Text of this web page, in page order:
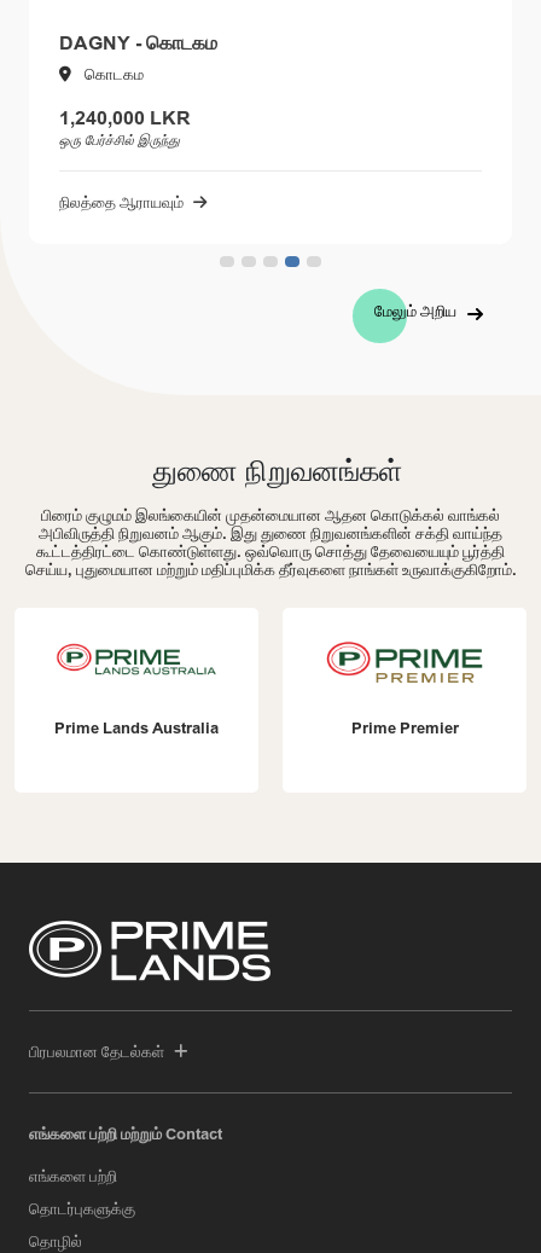
DAGNY - கொடகம
கொடகம
1,240,000 LKR
ஒரு பேர்ச்சில் இருந்து
நிலத்தை ஆராயவும்
மேலும் அறிய
துணை நிறுவனங்கள்
பிரைம் குழுமம் இலங்கையின் முதன்மையான ஆதன கொடுக்கல் வாங்கல்
அபிவிருத்தி நிறுவனம் ஆகும். இது துணை நிறுவனங்களின் சக்தி வாய்ந்த
கூட்டத்திரட்டை கொண்டுள்ளது. ஒவ்வொரு சொத்து தேவையையும் பூர்த்தி
செய்ய, புதுமையான மற்றும் மதிப்புமிக்க தீர்வுகளை நாங்கள் உருவாக்குகிறோம்.
Prime Lands Australia Prime Premier
பிரபலமான தேடல்கள்
எங்களை பற்றி மற்றும் Contact
எங்களை பற்றி
தொடர்புகளுக்கு
தொழில்